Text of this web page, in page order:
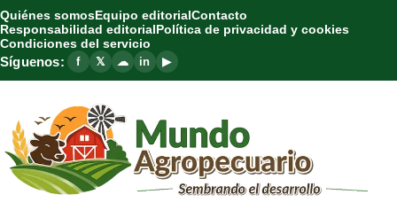
Quiénes somosEquipo editorialContacto
Responsabilidad editorialPolítica de privacidad y cookies
Condiciones del servicio
Síguenos: f 𝕏 ☁ in ▶